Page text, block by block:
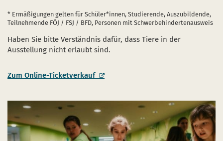
* Ermäßigungen gelten für Schüler*innen, Studierende, Auszubildende,
Teilnehmende FÖJ / FSJ / BFD, Personen mit Schwerbehindertenausweis
Haben Sie bitte Verständnis dafür, dass Tiere in der
Ausstellung nicht erlaubt sind.
Zum Online-Ticketverkauf